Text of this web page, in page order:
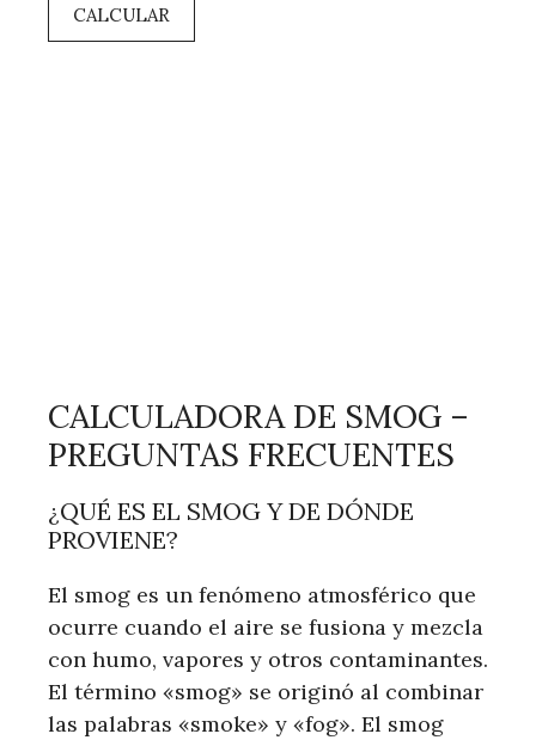
CALCULAR
CALCULADORA DE SMOG –
PREGUNTAS FRECUENTES
¿QUÉ ES EL SMOG Y DE DÓNDE
PROVIENE?
El smog es un fenómeno atmosférico que
ocurre cuando el aire se fusiona y mezcla
con humo, vapores y otros contaminantes.
El término «smog» se originó al combinar
las palabras «smoke» y «fog». El smog